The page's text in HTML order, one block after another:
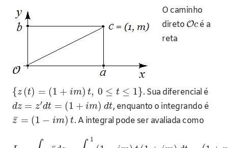
O caminho
direto Océ a
reta
{z (t) = (1 + im) t, 0 ≤ t ≤ 1}. Sua diferencial é
dz = z′dt = (1 + im) dt, enquanto o integrando é
z
¯ = (1 − im) t. A integral pode ser avaliada como
1